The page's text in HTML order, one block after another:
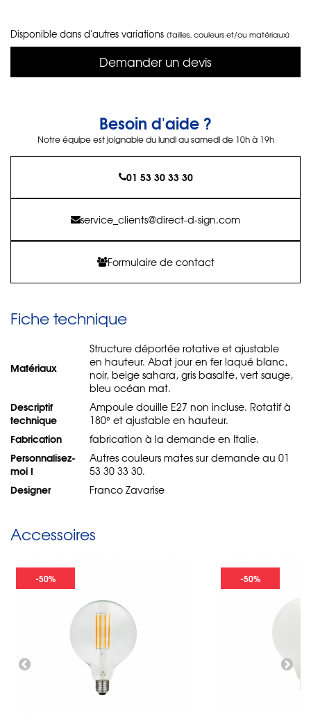
Disponible dans d'autres variations (tailles, couleurs et/ou matériaux)
Demander un devis
Besoin d'aide ?
Notre équipe est joignable du lundi au samedi de 10h à 19h
01 53 30 33 30
service_clients@direct-d-sign.com
Formulaire de contact
Fiche technique
Matériaux
Structure déportée rotative et ajustable
en hauteur. Abat jour en fer laqué blanc,
noir, beige sahara, gris basalte, vert sauge,
bleu océan mat.
Descriptif
technique
Ampoule douille E27 non incluse. Rotatif à
180° et ajustable en hauteur.
Fabrication fabrication à la demande en Italie.
Personnalisez-
moi !
Autres couleurs mates sur demande au 01
53 30 33 30.
Designer Franco Zavarise
Accessoires
-50% -50%